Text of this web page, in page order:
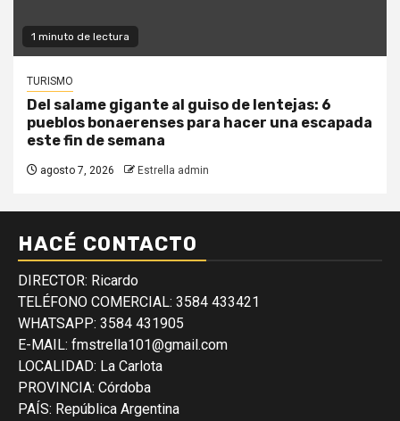
1 minuto de lectura
TURISMO
Del salame gigante al guiso de lentejas: 6
pueblos bonaerenses para hacer una escapada
este fin de semana
agosto 7, 2026 Estrella admin
HACÉ CONTACTO
DIRECTOR: Ricardo
TELÉFONO COMERCIAL: 3584 433421
WHATSAPP: 3584 431905
E-MAIL: fmstrella101@gmail.com
LOCALIDAD: La Carlota
PROVINCIA: Córdoba
PAÍS: República Argentina